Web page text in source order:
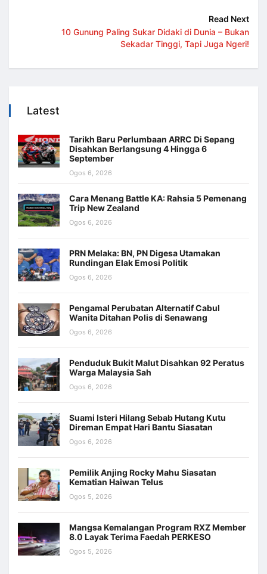
Read Next
10 Gunung Paling Sukar Didaki di Dunia – Bukan
Sekadar Tinggi, Tapi Juga Ngeri!
Latest
Tarikh Baru Perlumbaan ARRC Di Sepang
Disahkan Berlangsung 4 Hingga 6
September
Ogos 6, 2026
Cara Menang Battle KA: Rahsia 5 Pemenang
Trip New Zealand
Ogos 6, 2026
PRN Melaka: BN, PN Digesa Utamakan
Rundingan Elak Emosi Politik
Ogos 6, 2026
Pengamal Perubatan Alternatif Cabul
Wanita Ditahan Polis di Senawang
Ogos 6, 2026
Penduduk Bukit Malut Disahkan 92 Peratus
Warga Malaysia Sah
Ogos 6, 2026
Suami Isteri Hilang Sebab Hutang Kutu
Direman Empat Hari Bantu Siasatan
Ogos 6, 2026
Pemilik Anjing Rocky Mahu Siasatan
Kematian Haiwan Telus
Ogos 5, 2026
Mangsa Kemalangan Program RXZ Member
8.0 Layak Terima Faedah PERKESO
Ogos 5, 2026